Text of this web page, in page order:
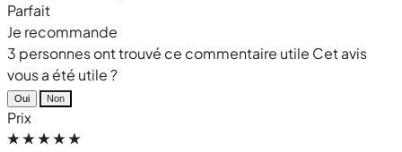
Parfait
Je recommande
3 personnes ont trouvé ce commentaire utile Cet avis
vous a été utile ?
Oui Non
Prix